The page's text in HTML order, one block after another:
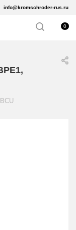
info@kromschroder-rus.ru
0